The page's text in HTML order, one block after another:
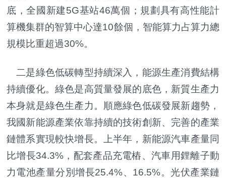
底，全國新建5G基站46萬個；規劃具有高性能計
算機集群的智算中心達10餘個，智能算力占算力總
規模比重超過30%。
二是綠色低碳轉型持續深入，能源生產消費結構
持續優化。綠色是高質量發展的底色，新質生產力
本身就是綠色生產力。順應綠色低碳發展新趨勢，
我國新能源產業依靠持續的技術創新、完善的產業
鏈體系實現較快增長。上半年，新能源汽車產量同
比增長34.3%，配套產品充電樁、汽車用鋰離子動
力電池產量分別增長25.4%、16.5%。光伏產業鏈